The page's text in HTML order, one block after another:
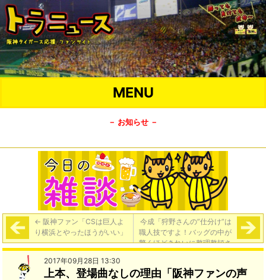
MENU
－ お知らせ －
← 阪神ファン「CSは巨人よ
り横浜とやったほうがいい」
今成「狩野さんの”仕分け”は
職人技ですよ！バッグの中が
驚くほどきれいに整理整頓さ
れている」→
2017年09月28日 13:30
上本、登場曲なしの理由「阪神ファンの声